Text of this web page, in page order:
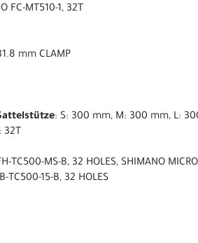
FC-MT510-1, 32T
mm CLAMP
: S: 300 mm, M: 300 mm, L:
: 32T
TC500-MS-B, 32 HOLES, SHIMANO
TC500-15-B, 32 HOLES